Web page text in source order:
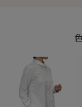
通常のボタン留
ブルカフス。
レディースシャ
とオシャレを楽し
身長： 160cm/
サイズをお選びの
仕様表
ポリエ
ドライ加